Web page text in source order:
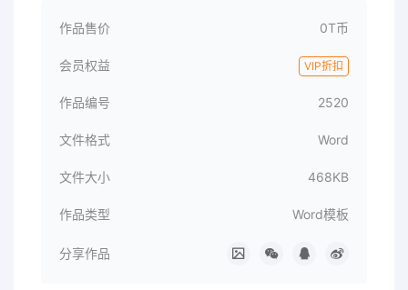
作品售价 0T币
会员权益 VIP折扣
作品编号 2520
文件格式 Word
文件大小 468KB
作品类型 Word模板
分享作品